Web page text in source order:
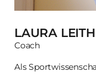
LAURA
Coach
Als